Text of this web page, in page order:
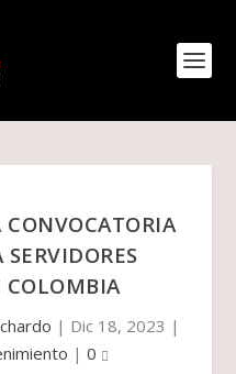
SERVIDORES
COLOMBIA
| Dic 18, 2023 |
| 0